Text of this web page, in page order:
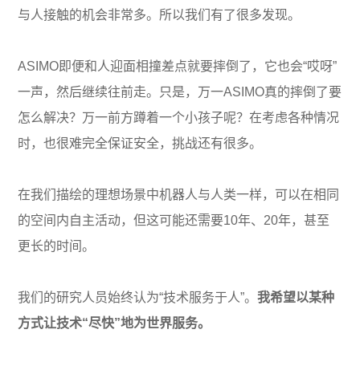
与人接触的机会非常多。所以我们有了很多发现。
ASIMO即便和人迎面相撞差点就要摔倒了，它也会“哎呀”
一声，然后继续往前走。只是，万一ASIMO真的摔倒了要
怎么解决？万一前方蹲着一个小孩子呢？在考虑各种情况
时，也很难完全保证安全，挑战还有很多。
在我们描绘的理想场景中机器人与人类一样，可以在相同
的空间内自主活动，但这可能还需要10年、20年，甚至
更长的时间。
我们的研究人员始终认为“技术服务于人”。我希望以某种
方式让技术“尽快”地为世界服务。